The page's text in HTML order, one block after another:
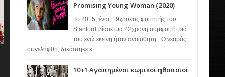
Promising Young Woman (2020)
Το 2015, ένας 19χρονος φοιτητής του
Stanford βίασε μια 22χρονη συμφοιτήτριά
του ενώ εκείνη ήταν αναίσθητη. Ο νεαρός
συνελήφθη, δικάστηκε κ...
10+1 Αγαπημένοι κωμικοί ηθοποιοί